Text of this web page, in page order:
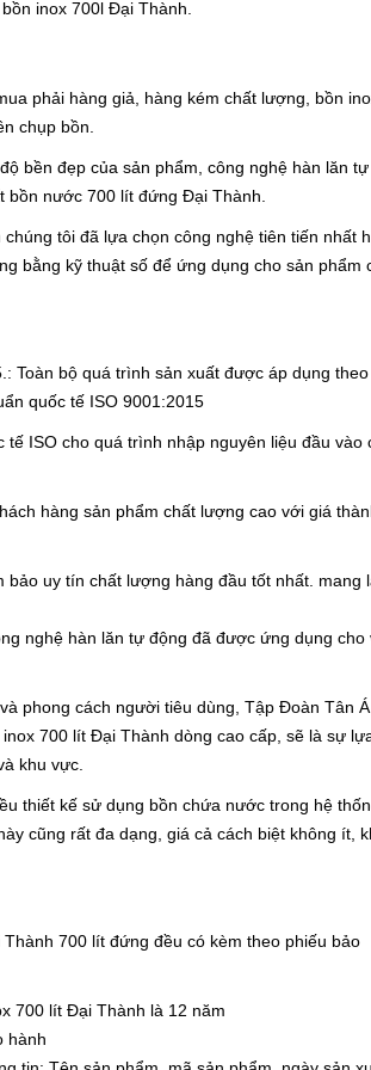
inox 700l Đại Thành.
phải hàng giả, hàng kém chất lượng, bồn
chụp bồn.
bền đẹp của sản phẩm, công nghệ hàn lăn tự
bồn nước 700 lít đứng Đại Thành.
tôi đã lựa chọn công nghệ tiên tiến nhất
bằng kỹ thuật số để ứng dụng cho sản phẩm
Toàn bộ quá trình sản xuất được áp dụng
quốc tế ISO 9001:2015
ISO cho quá trình nhập nguyên liệu đầu vào
hàng sản phẩm chất lượng cao với giá
uy tín chất lượng hàng đầu tốt nhất. mang
nghệ hàn lăn tự động đã được ứng dụng cho
phong cách người tiêu dùng, Tập Đoàn Tân
700 lít Đại Thành dòng cao cấp, sẽ là sự
khu vực.
thiết kế sử dụng bồn chứa nước trong hệ
cũng rất đa dạng, giá cả cách biệt không ít,
700 lít đứng đều có kèm theo phiếu bảo
700 lít Đại Thành là 12 năm
hành